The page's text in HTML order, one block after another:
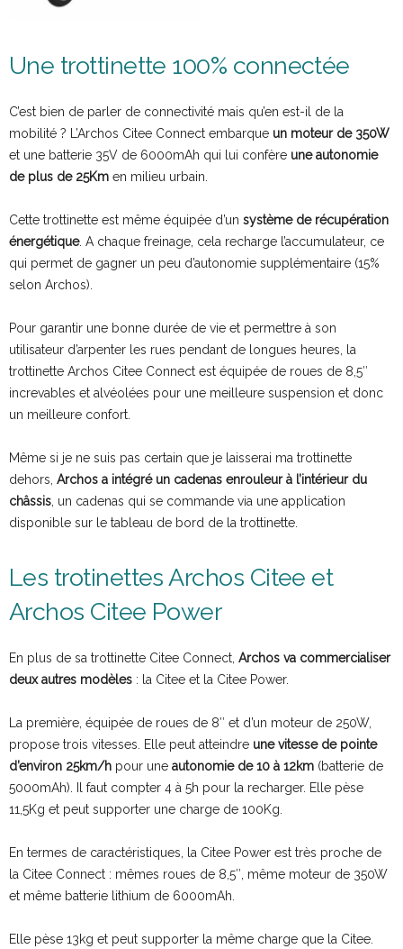
Une trottinette 100% connectée
C’est bien de parler de connectivité mais qu’en est-il de la
mobilité ? L’Archos Citee Connect embarque un moteur de 350W
et une batterie 35V de 6000mAh qui lui confère une autonomie
de plus de 25Km en milieu urbain.
Cette trottinette est même équipée d’un système de récupération
énergétique. A chaque freinage, cela recharge l’accumulateur, ce
qui permet de gagner un peu d’autonomie supplémentaire (15%
selon Archos).
Pour garantir une bonne durée de vie et permettre à son
utilisateur d’arpenter les rues pendant de longues heures, la
trottinette Archos Citee Connect est équipée de roues de 8,5″
increvables et alvéolées pour une meilleure suspension et donc
un meilleure confort.
Même si je ne suis pas certain que je laisserai ma trottinette
dehors, Archos a intégré un cadenas enrouleur à l’intérieur du
châssis, un cadenas qui se commande via une application
disponible sur le tableau de bord de la trottinette.
Les trotinettes Archos Citee et
Archos Citee Power
En plus de sa trottinette Citee Connect, Archos va commercialiser
deux autres modèles : la Citee et la Citee Power.
La première, équipée de roues de 8″ et d’un moteur de 250W,
propose trois vitesses. Elle peut atteindre une vitesse de pointe
d’environ 25km/h pour une autonomie de 10 à 12km (batterie de
5000mAh). Il faut compter 4 à 5h pour la recharger. Elle pèse
11,5Kg et peut supporter une charge de 100Kg.
En termes de caractéristiques, la Citee Power est très proche de
la Citee Connect : mêmes roues de 8,5″, même moteur de 350W
et même batterie lithium de 6000mAh.
Elle pèse 13kg et peut supporter la même charge que la Citee.